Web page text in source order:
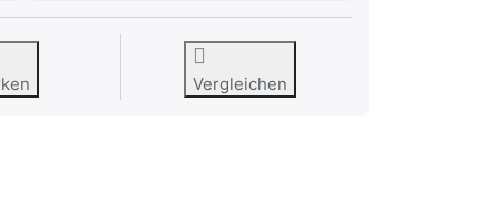
Vergleichen